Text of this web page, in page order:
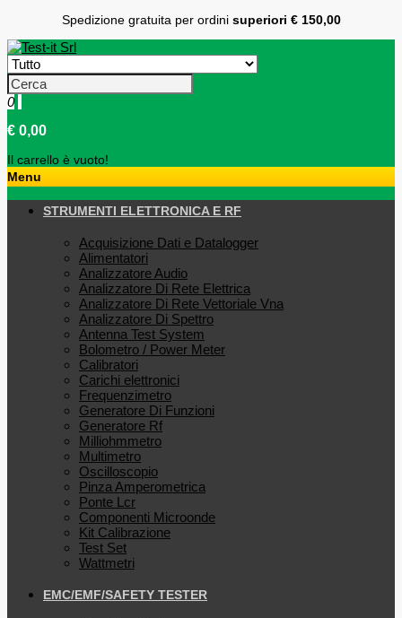
Spedizione gratuita per ordini superiori € 150,00
0
€ 0,00
Il carrello è vuoto!
Menu
STRUMENTI ELETTRONICA E RF
Acquisizione Dati e Datalogger
Alimentatori
Analizzatore Audio
Analizzatore Di Rete Elettrica
Analizzatore Di Rete Vettoriale Vna
Analizzatore Di Spettro
Antenna Test System
Bolometro / Power Meter
Calibratori
Carichi elettronici
Frequenzimetro
Generatore Di Funzioni
Generatore Rf
Milliohmmetro
Multimetro
Oscilloscopio
Pinza Amperometrica
Ponte Lcr
Componenti Microonde
Kit Calibrazione
Test Set
Wattmetri
EMC/EMF/SAFETY TESTER